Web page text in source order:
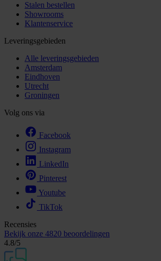
Stalen bestellen
Showrooms
Klantenservice
Leveringsgebieden
Alle leveringsgebieden
Amsterdam
Eindhoven
Utrecht
Groningen
Volg ons via
Facebook
Instagram
LinkedIn
Pinterest
Youtube
TikTok
Recensies
Bekijk onze 4820 beoordelingen
4.8/5